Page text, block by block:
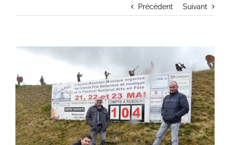
Précédent Suivant
agrandie